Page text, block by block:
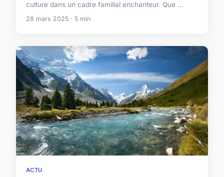
culture dans un cadre familial enchanteur. Que ...
28 mars 2025 · 5 min
ACTU